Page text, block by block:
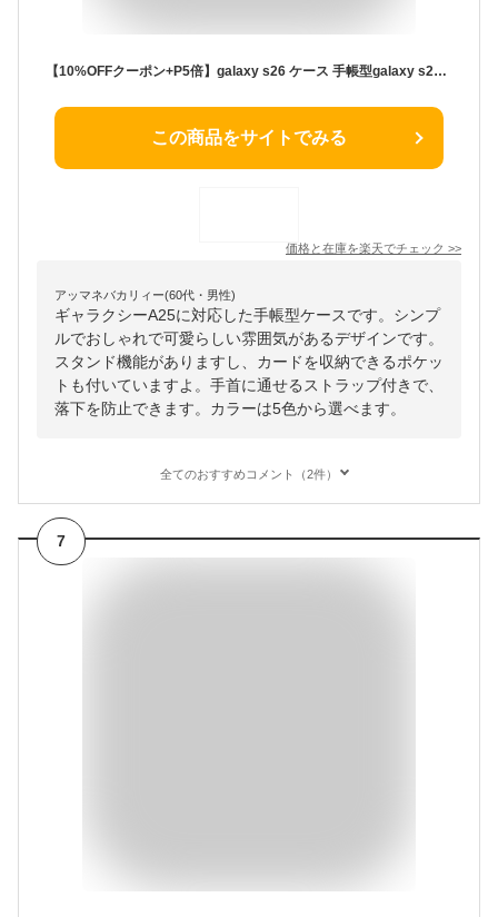
【10%OFFクーポン+P5倍】galaxy s26 ケース 手帳型galaxy s25 a25 5g ケース 手帳型 シンプル マグネット式 カードポケットギャラクシーA57 SC-54G ケース ギャラクシーS24 S24fe S22 S23 S23fe Galaxy A25 スマホケースA53 A52 A54 財布型 可愛い 兎
この商品をサイトでみる
価格と在庫を楽天でチェック >>
アッマネバカリィー(60代・男性)
ギャラクシーA25に対応した手帳型ケースです。シンプ
ルでおしゃれで可愛らしい雰囲気があるデザインです。
スタンド機能がありますし、カードを収納できるポケッ
トも付いていますよ。手首に通せるストラップ付きで、
落下を防止できます。カラーは5色から選べます。
全てのおすすめコメント（2件）
7